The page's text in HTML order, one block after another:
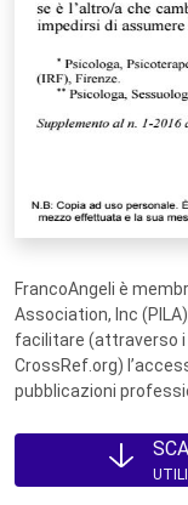
FrancoAngeli è
Association, Inc
facilitare (attraverso
CrossRef.org)
pubblicazioni